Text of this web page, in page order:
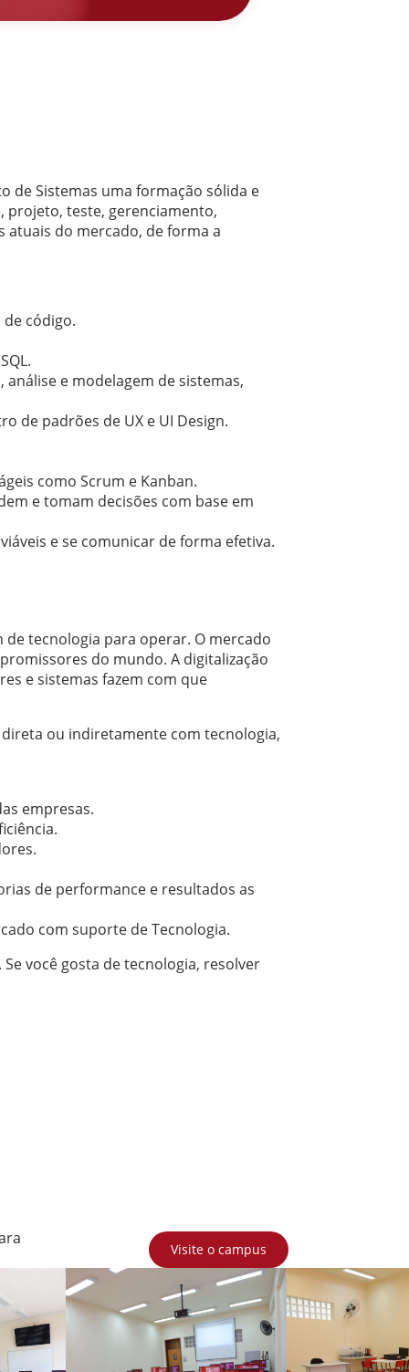
de Sistemas uma formação sólida e
projeto, teste, gerenciamento,
atuais do mercado, de forma a
código.
e modelagem de sistemas,
de padrões de UX e UI Design.
como Scrum e Kanban.
e tomam decisões com base em
e se comunicar de forma efetiva.
tecnologia para operar. O mercado
do mundo. A digitalização
e sistemas fazem com que
ou indiretamente com tecnologia,
empresas.
de performance e resultados as
com suporte de Tecnologia.
você gosta de tecnologia, resolver
Visite o campus